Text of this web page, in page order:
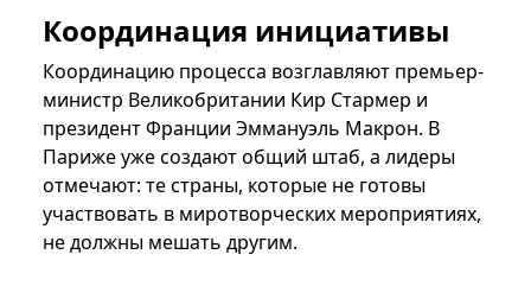
Координация инициативы
Координацию процесса возглавляют премьер-
министр Великобритании Кир Стармер и
президент Франции Эммануэль Макрон. В
Париже уже создают общий штаб, а лидеры
отмечают: те страны, которые не готовы
участвовать в миротворческих мероприятиях,
не должны мешать другим.